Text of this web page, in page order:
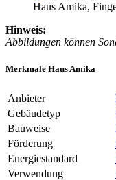
Haus Amika,
Hinweis:
Abbildungen können
Merkmale Haus Amika
Anbieter
Gebäudetyp
Bauweise
Förderung
Energiestandard
Verwendung